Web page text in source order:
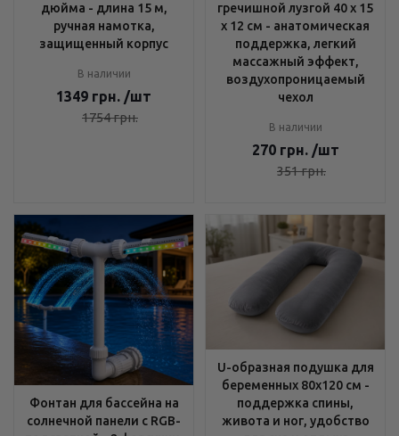
дюйма - длина 15 м,
ручная намотка,
защищенный корпус
В наличии
1349 грн. /шт
1754грн.
гречишной лузгой 40 х 15
х 12 см - анатомическая
поддержка, легкий
массажный эффект,
воздухопроницаемый
чехол
В наличии
270 грн. /шт
351грн.
Фонтан для бассейна на
солнечной панели с RGB-
U-образная подушка для
беременных 80x120 см -
поддержка спины,
живота и ног, удобство